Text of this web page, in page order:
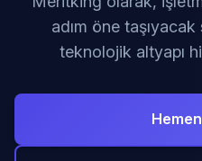
adım öne
teknolojik altyapı